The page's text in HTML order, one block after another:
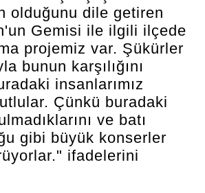
olduğunu dile getiren
Gemisi ile ilgili ilçede
projemiz var. Şükürler
bunun karşılığını
insanlarımız
Çünkü buradaki
ve batı
gibi büyük konserler
ifadelerini